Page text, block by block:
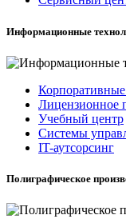
Информационные
Лицензионное
Учебный центр
Системы
IT-аутсорсинг
Полиграфическое